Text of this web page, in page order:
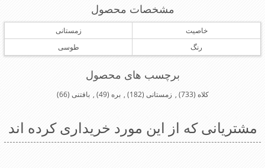
مشخصات محصول
خاصیت
زمستانی
رنگ
طوسی
برچسب های محصول
کلاه (733)
, زمستانی (182)
, بره (49)
, بافتنی (66)
مشتریانی که از این مورد خریداری کرده اند